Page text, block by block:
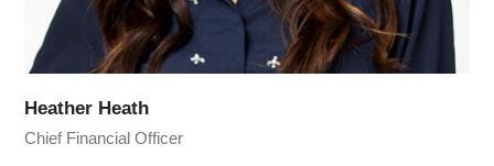
Heather Heath
Chief Financial Officer